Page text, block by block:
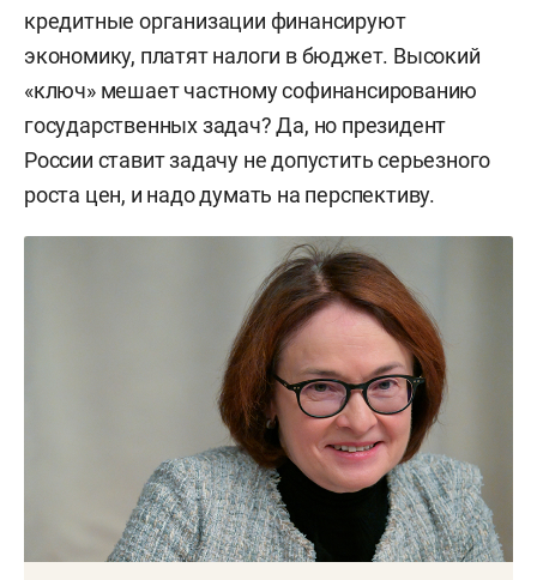
кредитные организации финансируют
экономику, платят налоги в бюджет. Высокий
«ключ» мешает частному софинансированию
государственных задач? Да, но президент
России ставит задачу не допустить серьезного
роста цен, и надо думать на перспективу.